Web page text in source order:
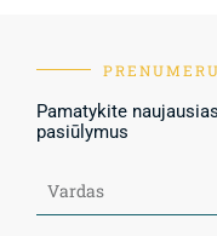
Pamatykite
pasiūlymus